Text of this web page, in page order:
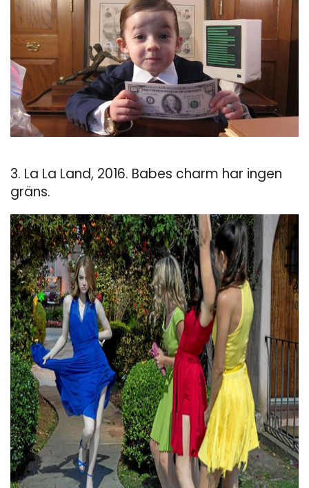
3. La La Land, 2016. Babes charm har ingen
gräns.